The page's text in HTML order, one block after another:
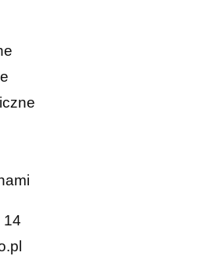
14